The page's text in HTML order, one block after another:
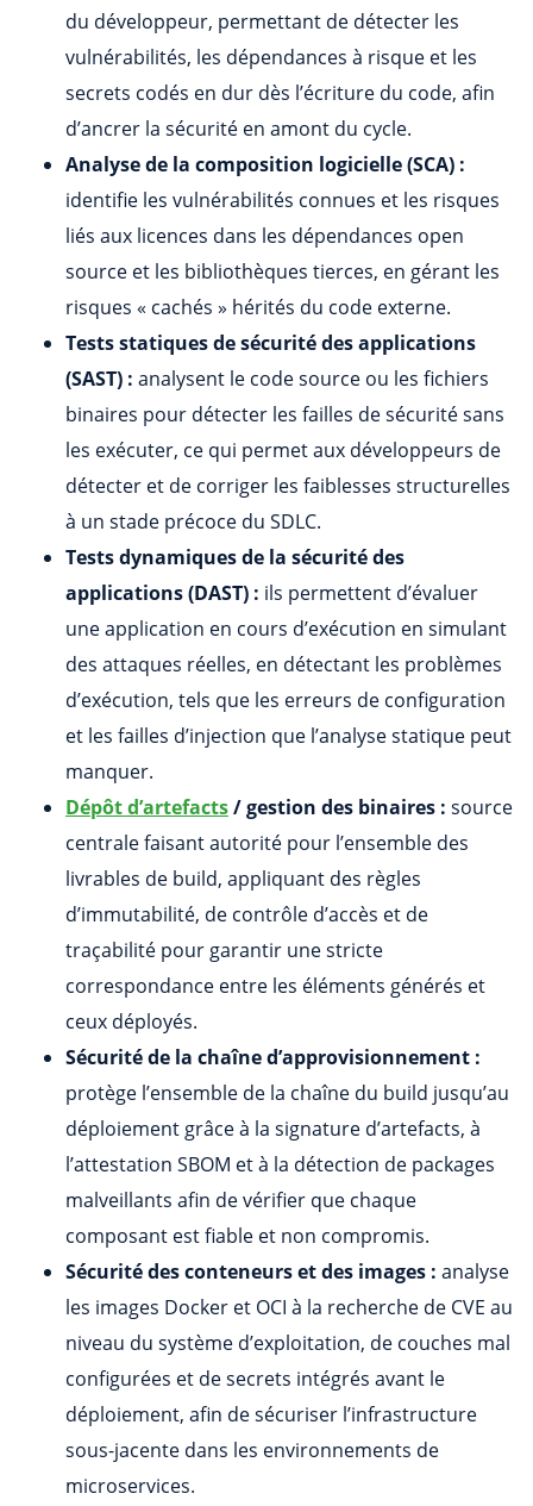
du développeur, permettant de détecter les
vulnérabilités, les dépendances à risque et les
secrets codés en dur dès l’écriture du code, afin
d’ancrer la sécurité en amont du cycle.
Analyse de la composition logicielle (SCA) :
identifie les vulnérabilités connues et les risques
liés aux licences dans les dépendances open
source et les bibliothèques tierces, en gérant les
risques « cachés » hérités du code externe.
Tests statiques de sécurité des applications
(SAST) : analysent le code source ou les fichiers
binaires pour détecter les failles de sécurité sans
les exécuter, ce qui permet aux développeurs de
détecter et de corriger les faiblesses structurelles
à un stade précoce du SDLC.
Tests dynamiques de la sécurité des
applications (DAST) : ils permettent d’évaluer
une application en cours d’exécution en simulant
des attaques réelles, en détectant les problèmes
d’exécution, tels que les erreurs de configuration
et les failles d’injection que l’analyse statique peut
manquer.
Dépôt d’artefacts/ gestion des binaires : source
centrale faisant autorité pour l’ensemble des
livrables de build, appliquant des règles
d’immutabilité, de contrôle d’accès et de
traçabilité pour garantir une stricte
correspondance entre les éléments générés et
ceux déployés.
Sécurité de la chaîne d’approvisionnement :
protège l’ensemble de la chaîne du build jusqu’au
déploiement grâce à la signature d’artefacts, à
l’attestation SBOM et à la détection de packages
malveillants afin de vérifier que chaque
composant est fiable et non compromis.
Sécurité des conteneurs et des images : analyse
les images Docker et OCI à la recherche de CVE au
niveau du système d’exploitation, de couches mal
configurées et de secrets intégrés avant le
déploiement, afin de sécuriser l’infrastructure
sous-jacente dans les environnements de
microservices.